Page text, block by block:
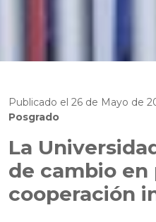
Publicado el 26 de Mayo de
Posgrado
La
de cambio
cooperación